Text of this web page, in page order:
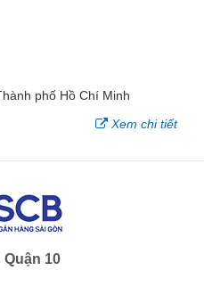
phố Hồ Chí Minh
Xem chi tiết
Quận 10